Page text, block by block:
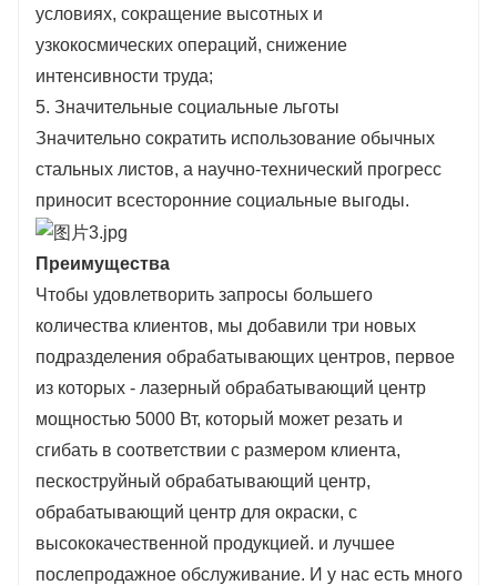
условиях, сокращение высотных и
узкокосмических операций, снижение
интенсивности труда;
5. Значительные социальные льготы
Значительно сократить использование обычных
стальных листов, а научно-технический прогресс
приносит всесторонние социальные выгоды.
Преимущества
Чтобы удовлетворить запросы большего
количества клиентов, мы добавили три новых
подразделения обрабатывающих центров, первое
из которых - лазерный обрабатывающий центр
мощностью 5000 Вт, который может резать и
сгибать в соответствии с размером клиента,
пескоструйный обрабатывающий центр,
обрабатывающий центр для окраски, с
высококачественной продукцией. и лучшее
послепродажное обслуживание. И у нас есть много